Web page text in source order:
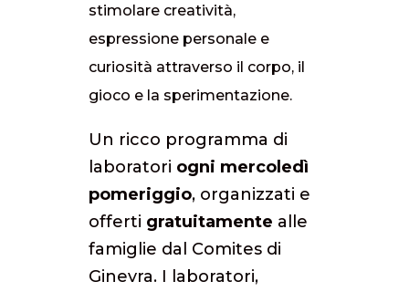
stimolare creatività,
espressione personale e
curiosità attraverso il corpo, il
gioco e la sperimentazione.
Un ricco programma di
laboratori ogni mercoledì
pomeriggio, organizzati e
offerti gratuitamente alle
famiglie dal Comites di
Ginevra. I laboratori,